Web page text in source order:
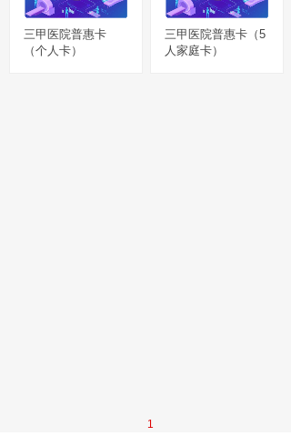
三甲医院普惠卡
（个人卡）
三甲医院普惠卡（5
人家庭卡）
1